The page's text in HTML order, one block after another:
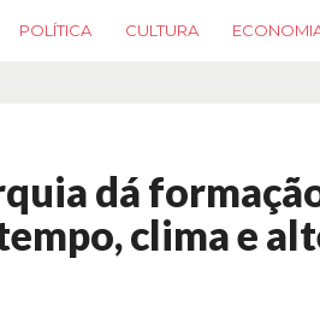
POLÍTICA CULTURA
dá
clima e